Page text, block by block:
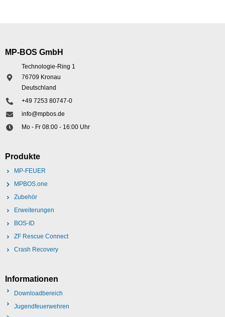
MP-BOS GmbH
Technologie-Ring 1
76709 Kronau
Deutschland
+49 7253 80747-0
info@mpbos.de
Mo - Fr 08:00 - 16:00 Uhr
Produkte
MP-FEUER
MPBOS.one
Zubehör
Erweiterungen
BOS-ID
ZF Rescue Connect
Crash Recovery
Informationen
Downloadbereich
Jugendfeuerwehren